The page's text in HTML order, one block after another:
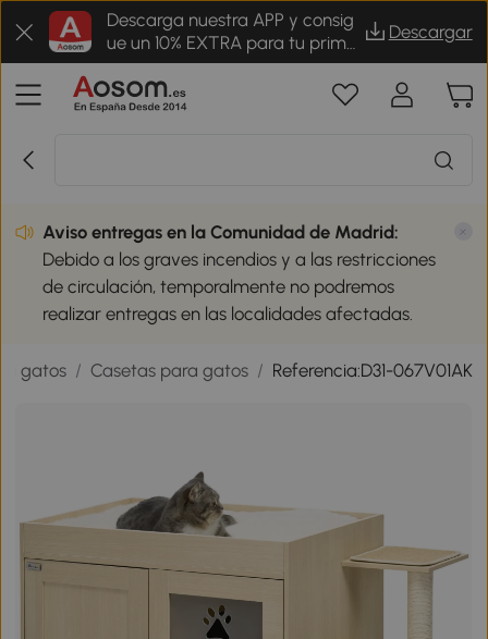
Descarga nuestra APP y consig
ue un 10% EXTRA para tu prime
r pedido
Descargar
Aviso entregas en la Comunidad de Madrid:
Debido a los graves incendios y a las restricciones
de circulación, temporalmente no podremos
realizar entregas en las localidades afectadas.
gatos / Casetas para gatos / Referencia:D31-067V01AK